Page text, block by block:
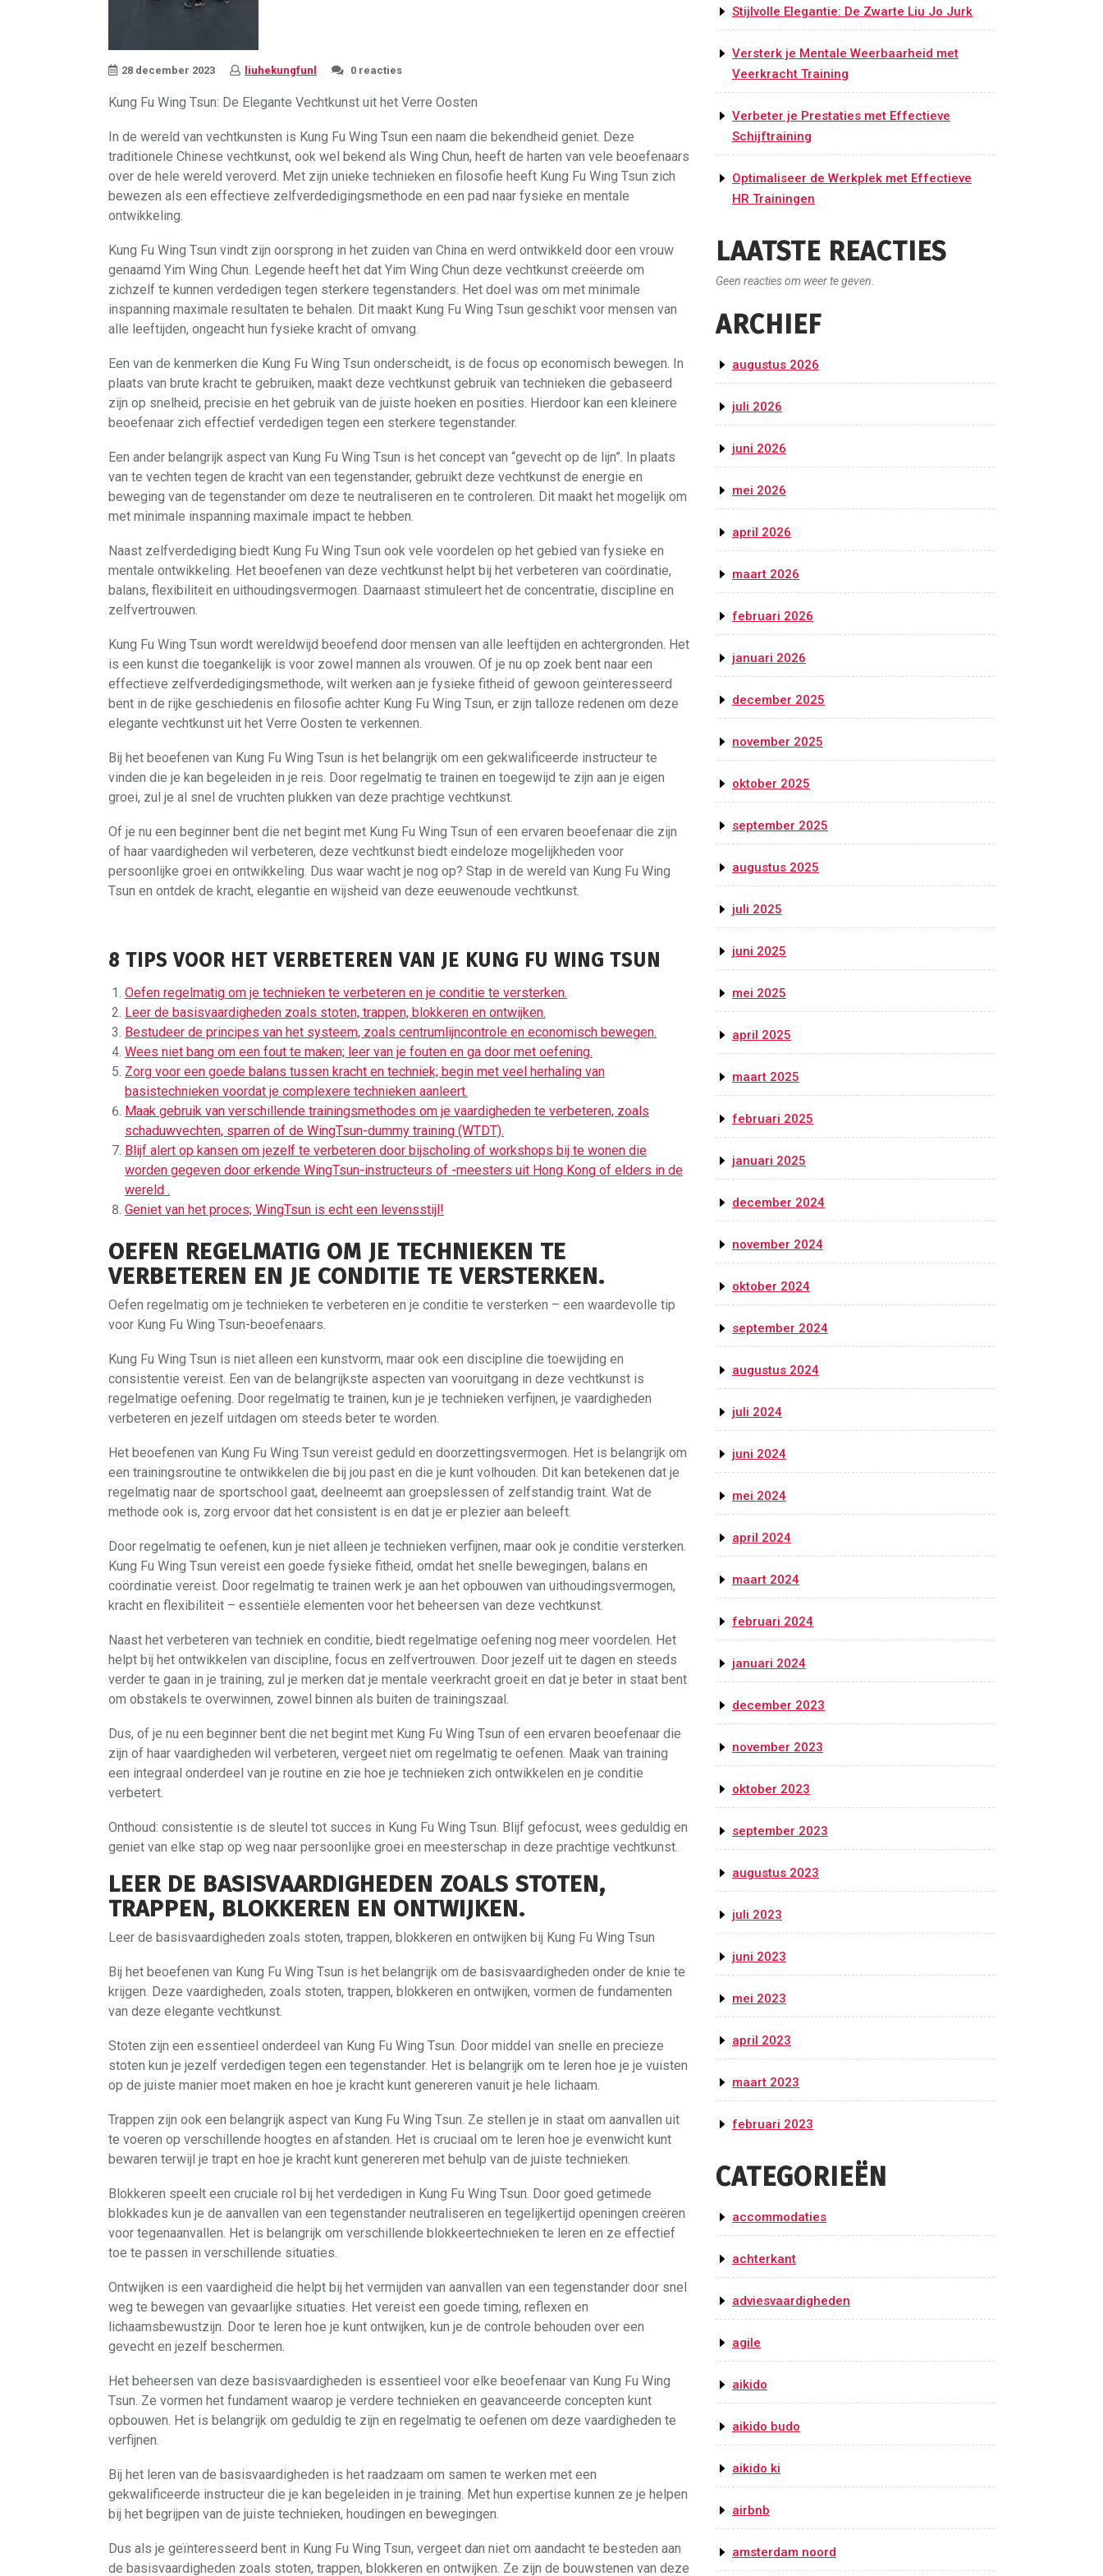
28 december 2023 liuhekungfunl 0 reacties
Kung Fu Wing Tsun: De Elegante Vechtkunst uit het Verre Oosten
In de wereld van vechtkunsten is Kung Fu Wing Tsun een naam die bekendheid geniet. Deze
traditionele Chinese vechtkunst, ook wel bekend als Wing Chun, heeft de harten van vele beoefenaars
over de hele wereld veroverd. Met zijn unieke technieken en filosofie heeft Kung Fu Wing Tsun zich
bewezen als een effectieve zelfverdedigingsmethode en een pad naar fysieke en mentale
ontwikkeling.
Kung Fu Wing Tsun vindt zijn oorsprong in het zuiden van China en werd ontwikkeld door een vrouw
genaamd Yim Wing Chun. Legende heeft het dat Yim Wing Chun deze vechtkunst creëerde om
zichzelf te kunnen verdedigen tegen sterkere tegenstanders. Het doel was om met minimale
inspanning maximale resultaten te behalen. Dit maakt Kung Fu Wing Tsun geschikt voor mensen van
alle leeftijden, ongeacht hun fysieke kracht of omvang.
Een van de kenmerken die Kung Fu Wing Tsun onderscheidt, is de focus op economisch bewegen. In
plaats van brute kracht te gebruiken, maakt deze vechtkunst gebruik van technieken die gebaseerd
zijn op snelheid, precisie en het gebruik van de juiste hoeken en posities. Hierdoor kan een kleinere
beoefenaar zich effectief verdedigen tegen een sterkere tegenstander.
Een ander belangrijk aspect van Kung Fu Wing Tsun is het concept van “gevecht op de lijn”. In plaats
van te vechten tegen de kracht van een tegenstander, gebruikt deze vechtkunst de energie en
beweging van de tegenstander om deze te neutraliseren en te controleren. Dit maakt het mogelijk om
met minimale inspanning maximale impact te hebben.
Naast zelfverdediging biedt Kung Fu Wing Tsun ook vele voordelen op het gebied van fysieke en
mentale ontwikkeling. Het beoefenen van deze vechtkunst helpt bij het verbeteren van coördinatie,
balans, flexibiliteit en uithoudingsvermogen. Daarnaast stimuleert het de concentratie, discipline en
zelfvertrouwen.
Kung Fu Wing Tsun wordt wereldwijd beoefend door mensen van alle leeftijden en achtergronden. Het
is een kunst die toegankelijk is voor zowel mannen als vrouwen. Of je nu op zoek bent naar een
effectieve zelfverdedigingsmethode, wilt werken aan je fysieke fitheid of gewoon geïnteresseerd
bent in de rijke geschiedenis en filosofie achter Kung Fu Wing Tsun, er zijn talloze redenen om deze
elegante vechtkunst uit het Verre Oosten te verkennen.
Bij het beoefenen van Kung Fu Wing Tsun is het belangrijk om een gekwalificeerde instructeur te
vinden die je kan begeleiden in je reis. Door regelmatig te trainen en toegewijd te zijn aan je eigen
groei, zul je al snel de vruchten plukken van deze prachtige vechtkunst.
Of je nu een beginner bent die net begint met Kung Fu Wing Tsun of een ervaren beoefenaar die zijn
of haar vaardigheden wil verbeteren, deze vechtkunst biedt eindeloze mogelijkheden voor
persoonlijke groei en ontwikkeling. Dus waar wacht je nog op? Stap in de wereld van Kung Fu Wing
Tsun en ontdek de kracht, elegantie en wijsheid van deze eeuwenoude vechtkunst.
8 TIPS VOOR HET VERBETEREN VAN JE KUNG FU WING TSUN
Oefen regelmatig om je technieken te verbeteren en je conditie te versterken.
Leer de basisvaardigheden zoals stoten, trappen, blokkeren en ontwijken.
Bestudeer de principes van het systeem, zoals centrumlijncontrole en economisch bewegen.
Wees niet bang om een fout te maken; leer van je fouten en ga door met oefening.
Zorg voor een goede balans tussen kracht en techniek; begin met veel herhaling van
basistechnieken voordat je complexere technieken aanleert.
Maak gebruik van verschillende trainingsmethodes om je vaardigheden te verbeteren, zoals
schaduwvechten, sparren of de WingTsun-dummy training (WTDT).
Blijf alert op kansen om jezelf te verbeteren door bijscholing of workshops bij te wonen die
worden gegeven door erkende WingTsun-instructeurs of -meesters uit Hong Kong of elders in de
wereld .
Geniet van het proces; WingTsun is echt een levensstijl!
OEFEN REGELMATIG OM JE TECHNIEKEN TE
VERBETEREN EN JE CONDITIE TE VERSTERKEN.
Oefen regelmatig om je technieken te verbeteren en je conditie te versterken – een waardevolle tip
voor Kung Fu Wing Tsun-beoefenaars.
Kung Fu Wing Tsun is niet alleen een kunstvorm, maar ook een discipline die toewijding en
consistentie vereist. Een van de belangrijkste aspecten van vooruitgang in deze vechtkunst is
regelmatige oefening. Door regelmatig te trainen, kun je je technieken verfijnen, je vaardigheden
verbeteren en jezelf uitdagen om steeds beter te worden.
Het beoefenen van Kung Fu Wing Tsun vereist geduld en doorzettingsvermogen. Het is belangrijk om
een trainingsroutine te ontwikkelen die bij jou past en die je kunt volhouden. Dit kan betekenen dat je
regelmatig naar de sportschool gaat, deelneemt aan groepslessen of zelfstandig traint. Wat de
methode ook is, zorg ervoor dat het consistent is en dat je er plezier aan beleeft.
Door regelmatig te oefenen, kun je niet alleen je technieken verfijnen, maar ook je conditie versterken.
Kung Fu Wing Tsun vereist een goede fysieke fitheid, omdat het snelle bewegingen, balans en
coördinatie vereist. Door regelmatig te trainen werk je aan het opbouwen van uithoudingsvermogen,
kracht en flexibiliteit – essentiële elementen voor het beheersen van deze vechtkunst.
Naast het verbeteren van techniek en conditie, biedt regelmatige oefening nog meer voordelen. Het
helpt bij het ontwikkelen van discipline, focus en zelfvertrouwen. Door jezelf uit te dagen en steeds
verder te gaan in je training, zul je merken dat je mentale veerkracht groeit en dat je beter in staat bent
om obstakels te overwinnen, zowel binnen als buiten de trainingszaal.
Dus, of je nu een beginner bent die net begint met Kung Fu Wing Tsun of een ervaren beoefenaar die
zijn of haar vaardigheden wil verbeteren, vergeet niet om regelmatig te oefenen. Maak van training
een integraal onderdeel van je routine en zie hoe je technieken zich ontwikkelen en je conditie
verbetert.
Onthoud: consistentie is de sleutel tot succes in Kung Fu Wing Tsun. Blijf gefocust, wees geduldig en
geniet van elke stap op weg naar persoonlijke groei en meesterschap in deze prachtige vechtkunst.
LEER DE BASISVAARDIGHEDEN ZOALS STOTEN,
TRAPPEN, BLOKKEREN EN ONTWIJKEN.
Leer de basisvaardigheden zoals stoten, trappen, blokkeren en ontwijken bij Kung Fu Wing Tsun
Bij het beoefenen van Kung Fu Wing Tsun is het belangrijk om de basisvaardigheden onder de knie te
krijgen. Deze vaardigheden, zoals stoten, trappen, blokkeren en ontwijken, vormen de fundamenten
van deze elegante vechtkunst.
Stoten zijn een essentieel onderdeel van Kung Fu Wing Tsun. Door middel van snelle en precieze
stoten kun je jezelf verdedigen tegen een tegenstander. Het is belangrijk om te leren hoe je je vuisten
op de juiste manier moet maken en hoe je kracht kunt genereren vanuit je hele lichaam.
Trappen zijn ook een belangrijk aspect van Kung Fu Wing Tsun. Ze stellen je in staat om aanvallen uit
te voeren op verschillende hoogtes en afstanden. Het is cruciaal om te leren hoe je evenwicht kunt
bewaren terwijl je trapt en hoe je kracht kunt genereren met behulp van de juiste technieken.
Blokkeren speelt een cruciale rol bij het verdedigen in Kung Fu Wing Tsun. Door goed getimede
blokkades kun je de aanvallen van een tegenstander neutraliseren en tegelijkertijd openingen creëren
voor tegenaanvallen. Het is belangrijk om verschillende blokkeertechnieken te leren en ze effectief
toe te passen in verschillende situaties.
Ontwijken is een vaardigheid die helpt bij het vermijden van aanvallen van een tegenstander door snel
weg te bewegen van gevaarlijke situaties. Het vereist een goede timing, reflexen en
lichaamsbewustzijn. Door te leren hoe je kunt ontwijken, kun je de controle behouden over een
gevecht en jezelf beschermen.
Het beheersen van deze basisvaardigheden is essentieel voor elke beoefenaar van Kung Fu Wing
Tsun. Ze vormen het fundament waarop je verdere technieken en geavanceerde concepten kunt
opbouwen. Het is belangrijk om geduldig te zijn en regelmatig te oefenen om deze vaardigheden te
verfijnen.
Bij het leren van de basisvaardigheden is het raadzaam om samen te werken met een
gekwalificeerde instructeur die je kan begeleiden in je training. Met hun expertise kunnen ze je helpen
bij het begrijpen van de juiste technieken, houdingen en bewegingen.
Dus als je geïnteresseerd bent in Kung Fu Wing Tsun, vergeet dan niet om aandacht te besteden aan
de basisvaardigheden zoals stoten, trappen, blokkeren en ontwijken. Ze zijn de bouwstenen van deze
Stijlvolle Elegantie: De Zwarte Liu Jo Jurk
Versterk je Mentale Weerbaarheid met
Veerkracht Training
Verbeter je Prestaties met Effectieve
Schijftraining
Optimaliseer de Werkplek met Effectieve
HR Trainingen
LAATSTE REACTIES
Geen reacties om weer te geven.
ARCHIEF
augustus 2026
juli 2026
juni 2026
mei 2026
april 2026
maart 2026
februari 2026
januari 2026
december 2025
november 2025
oktober 2025
september 2025
augustus 2025
juli 2025
juni 2025
mei 2025
april 2025
maart 2025
februari 2025
januari 2025
december 2024
november 2024
oktober 2024
september 2024
augustus 2024
juli 2024
juni 2024
mei 2024
april 2024
maart 2024
februari 2024
januari 2024
december 2023
november 2023
oktober 2023
september 2023
augustus 2023
juli 2023
juni 2023
mei 2023
april 2023
maart 2023
februari 2023
CATEGORIEËN
accommodaties
achterkant
adviesvaardigheden
agile
aikido
aikido budo
aikido ki
airbnb
amsterdam noord